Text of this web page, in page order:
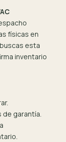
físicas en
buscas esta
inventario
de garantía.